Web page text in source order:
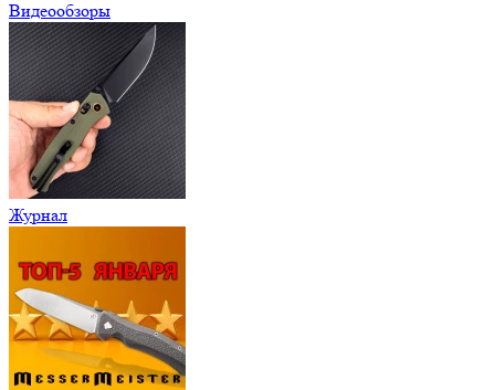
Видеообзоры
Журнал